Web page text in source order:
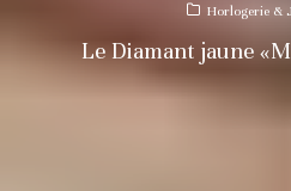
Horlogerie &
Le Diamant jaune